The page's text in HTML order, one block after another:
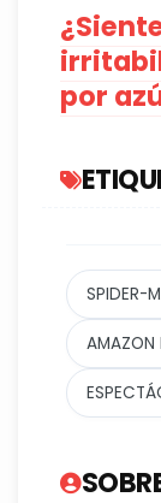
por
SPIDER-
AMAZON